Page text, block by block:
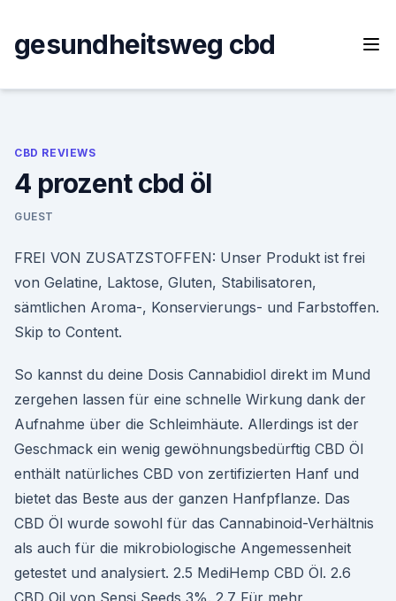
content
gesundheitsweg cbd
CBD REVIEWS
4 prozent cbd öl
GUEST
FREI VON ZUSATZSTOFFEN: Unser Produkt ist frei
von Gelatine, Laktose, Gluten, Stabilisatoren,
sämtlichen Aroma-, Konservierungs- und Farbstoffen.
Skip to Content.
So kannst du deine Dosis Cannabidiol direkt im Mund
zergehen lassen für eine schnelle Wirkung dank der
Aufnahme über die Schleimhäute. Allerdings ist der
Geschmack ein wenig gewöhnungsbedürftig CBD Öl
enthält natürliches CBD von zertifizierten Hanf und
bietet das Beste aus der ganzen Hanfpflanze. Das
CBD Öl wurde sowohl für das Cannabinoid-Verhältnis
als auch für die mikrobiologische Angemessenheit
getestet und analysiert. 2.5 MediHemp CBD Öl. 2.6
CBD Oil von Sensi Seeds 3%. 2.7 Für mehr